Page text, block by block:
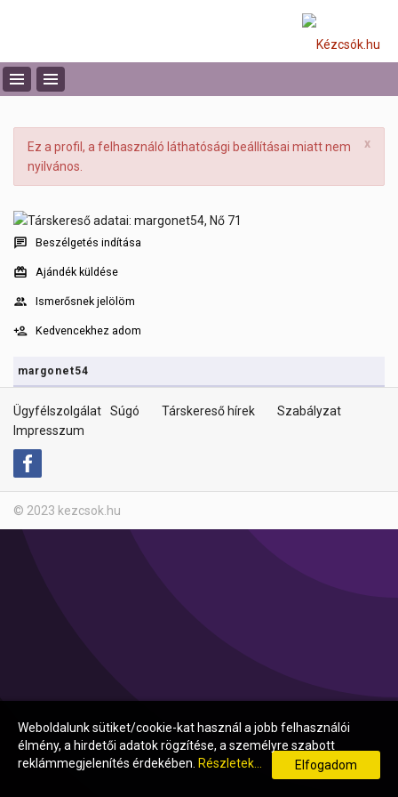
x
Ez a profil, a felhasználó láthatósági beállításai miatt nem
nyilvános.
Beszélgetés indítása
Ajándék küldése
Ismerősnek jelölöm
Kedvencekhez adom
margonet54
Ügyfélszolgálat Súgó Társkereső hírek
Szabályzat
Impresszum
© 2023 kezcsok.hu
Weboldalunk sütiket/cookie-kat használ a jobb felhasználói
élmény, a hirdetői adatok rögzítése, a személyre szabott
reklámmegjelenítés érdekében. Részletek... Elfogadom